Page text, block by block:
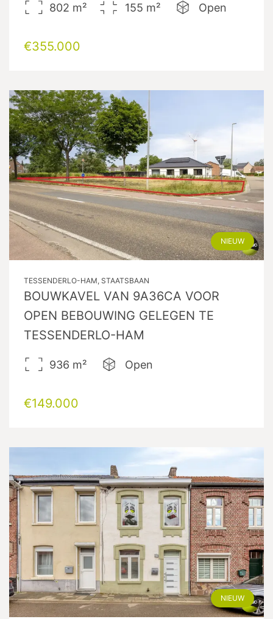
802 m² 155 m² Open
€355.000
NIEUW
TESSENDERLO-HAM, STAATSBAAN
BOUWKAVEL VAN 9A36CA VOOR
OPEN BEBOUWING GELEGEN TE
TESSENDERLO-HAM
936 m² Open
€149.000
NIEUW